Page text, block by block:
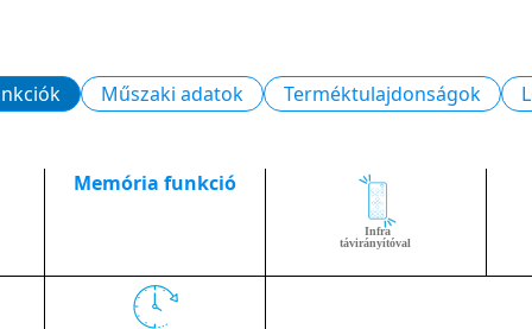
Műszaki adatok Terméktulajdonságok
Memória funkció